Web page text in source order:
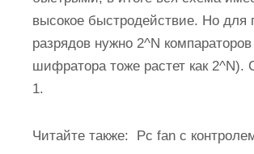
высокое быстродействие. Но для
разрядов нужно 2^N
шифратора тоже растет как 2^N).
1.
Читайте также: Pc fan с